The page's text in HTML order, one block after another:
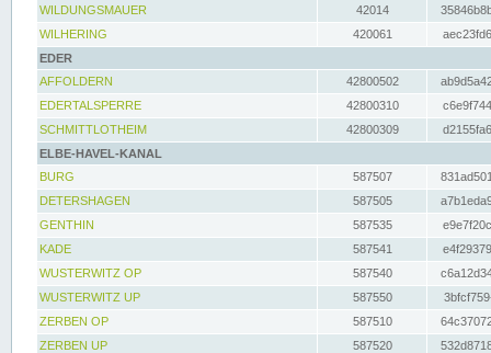
WILDUNGSMAUER
42014
WILHERING
420061
EDER
AFFOLDERN
42800502
EDERTALSPERRE
42800310
SCHMITTLOTHEIM
42800309
ELBE-HAVEL-KANAL
BURG
587507
DETERSHAGEN
587505
GENTHIN
587535
KADE
587541
WUSTERWITZ OP
587540
WUSTERWITZ UP
587550
ZERBEN OP
587510
ZERBEN UP
587520